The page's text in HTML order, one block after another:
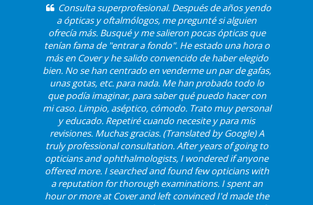
Consulta superprofesional. Después de años yendo
a ópticas y oftalmólogos, me pregunté si alguien
ofrecía más. Busqué y me salieron pocas ópticas que
tenían fama de "entrar a fondo". He estado una hora o
más en Cover y he salido convencido de haber elegido
bien. No se han centrado en venderme un par de gafas,
unas gotas, etc. para nada. Me han probado todo lo
que podía imaginar, para saber qué puedo hacer con
mi caso. Limpio, aséptico, cómodo. Trato muy personal
y educado. Repetiré cuando necesite y para mis
revisiones. Muchas gracias. (Translated by Google) A
truly professional consultation. After years of going to
opticians and ophthalmologists, I wondered if anyone
offered more. I searched and found few opticians with
a reputation for thorough examinations. I spent an
hour or more at Cover and left convinced I'd made the